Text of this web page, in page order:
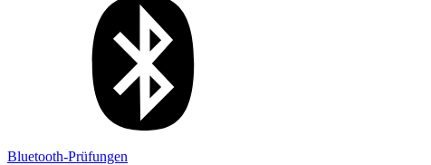
Bluetooth-Prüfungen